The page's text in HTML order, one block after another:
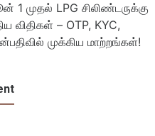
1 முதல் LPG சிலிண்டருக்கு
விதிகள் – OTP, KYC,
முக்கிய மாற்றங்கள்!